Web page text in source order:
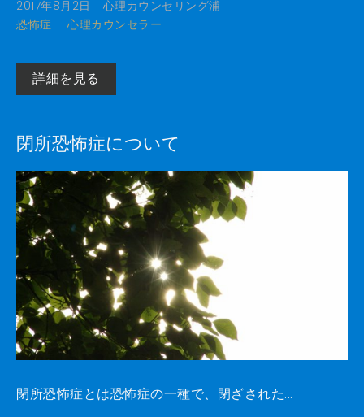
2017年8月2日
心理カウンセリング浦
恐怖症
心理カウンセラー
詳細を見る
閉所恐怖症について
閉所恐怖症とは恐怖症の一種で、閉ざされた...